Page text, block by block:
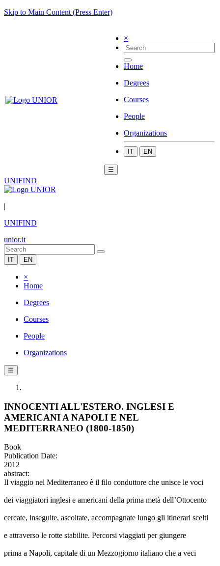
Skip to Main Content (Press Enter)
×
Home
Degrees
Courses
People
Organizations
IT EN
☰
UNIFIND
|
UNIFIND
unior.it
IT EN
×
Home
Degrees
Courses
People
Organizations
☰
INNOCENTI ALL'ESTERO. INGLESI E
AMERICANI A NAPOLI E NEL
MEDITERRANEO (1800-1850)
Book
Publication Date:
2012
abstract:
Il viaggio nel Mediterraneo è il filo conduttore che unisce le voci
dei viaggiatori inglesi e americani della prima metà dell’Ottocento
cercate, inseguite, ascoltate, accompagnate lungo gli itinerari scelti
e attraverso le rotte stabilite. Percorsi viaggiati per giungere
prima a Napoli, capitale di un Mezzogiorno italiano che a veci